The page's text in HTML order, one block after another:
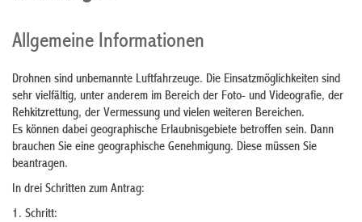
Allgemeine Informationen
Drohnen sind unbemannte Luftfahrzeuge. Die Einsatzmöglichkeiten sind
sehr vielfältig, unter anderem im Bereich der Foto- und Videografie, der
Rehkitzrettung, der Vermessung und vielen weiteren Bereichen.
Es können dabei geographische Erlaubnisgebiete betroffen sein. Dann
brauchen Sie eine geographische Genehmigung. Diese müssen Sie
beantragen.
In drei Schritten zum Antrag:
1. Schritt: